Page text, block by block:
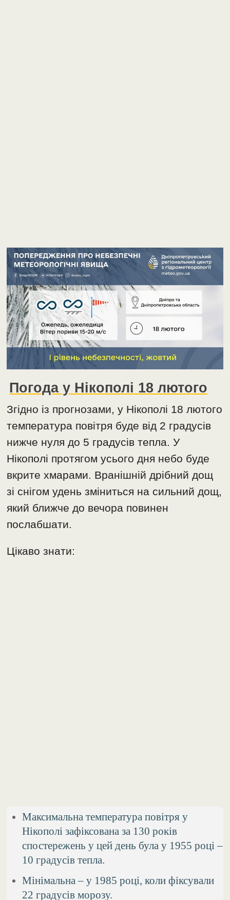
Погода у Нікополі 18 лютого
Згідно із прогнозами, у Нікополі 18 лютого
температура повітря буде від 2 градусів
нижче нуля до 5 градусів тепла. У
Нікополі протягом усього дня небо буде
вкрите хмарами. Вранішній дрібний дощ
зі снігом удень зміниться на сильний дощ,
який ближче до вечора повинен
послабшати.
Цікаво знати:
Максимальна температура повітря у
Нікополі зафіксована за 130 років
спостережень у цей день була у 1955 році –
10 градусів тепла.
Мінімальна – у 1985 році, коли фіксували
22 градусів морозу.